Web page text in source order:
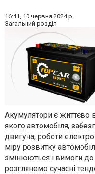
16:41, 10 червня 2024 р.
Загальний розділ
Акумулятори є
якого автомобіля,
двигуна, роботи
міру розвитку
змінюються і вимоги до
розглянемо сучасні